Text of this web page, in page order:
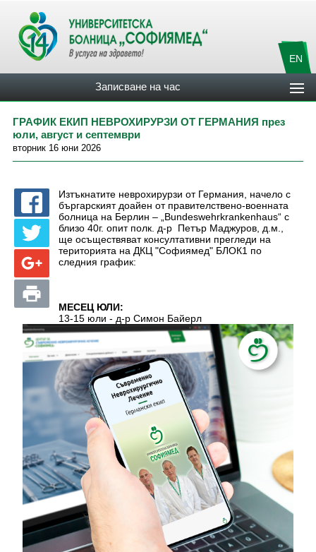
EN
Записване на час
ГРАФИК ЕКИП НЕВРОХИРУРЗИ ОТ ГЕРМАНИЯ през
юли, август и септември
вторник 16 юни 2026
Изтъкнатите неврохирурзи от Германия, начело с
бъргарският доайен от правителствено-военната
болница на Берлин – „Bundeswehrkrankenhaus“ с
близо 40г. опит полк. д-р Петър Маджуров, д.м.,
ще осъществяват консултативни прегледи на
територията на ДКЦ "Софиямед" БЛОК1 по
следния график:
МЕСЕЦ ЮЛИ:
13-15 юли - д-р Симон Байерл